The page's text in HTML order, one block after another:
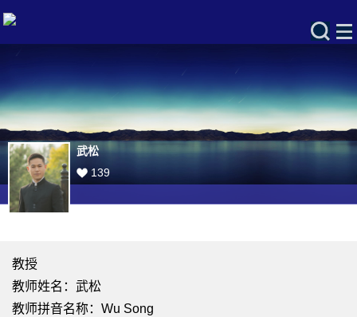
武松
139
教授
教师姓名：武松
教师拼音名称：Wu Song